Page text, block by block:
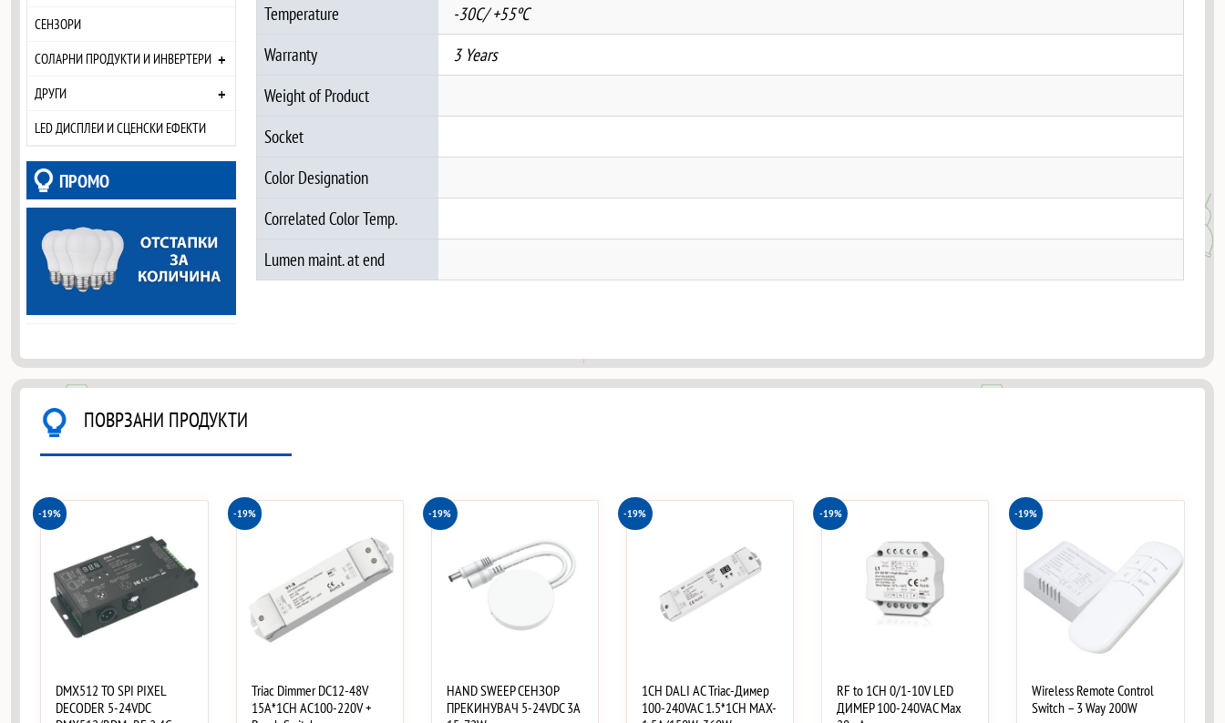
СЕНЗОРИ
СОЛАРНИ ПРОДУКТИ И ИНВЕРТЕРИ +
ДРУГИ +
LED ДИСПЛЕИ И СЦЕНСКИ ЕФЕКТИ
ПРОМО
Temperature
-30C/ +55ºC
Warranty
3 Years
Weight of Product
Socket
Color Designation
Correlated Color Temp.
Lumen maint. at end
ПОВРЗАНИ ПРОДУКТИ
-19%
DMX512 TO SPI PIXEL
DECODER 5-24VDC
-19%
Triac Dimmer DC12-48V
15A*1CH AC100-220V +
-19%
HAND SWEEP СЕНЗОР
ПРЕКИНУВАЧ 5-24VDC 3A
-19%
1CH DALI AC Triac-Димер
100-240VAC 1.5*1CH MAX-
-19%
RF to 1CH 0/1-10V LED
ДИМЕР 100-240VAC Max
-19%
Wireless Remote Control
Switch – 3 Way 200W